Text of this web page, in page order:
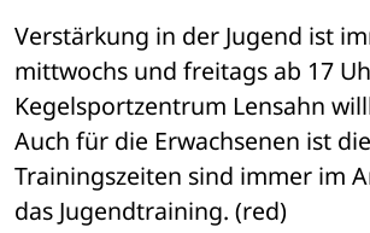
Verstärkung in der Jugend ist
mittwochs und freitags ab 17
Kegelsportzentrum Lensahn
Auch für die Erwachsenen ist
Trainingszeiten sind immer im
das Jugendtraining. (red)